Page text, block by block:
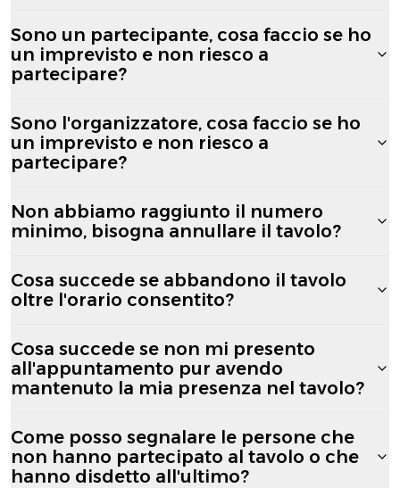
Sono un partecipante, cosa faccio se ho
un imprevisto e non riesco a
partecipare?
Sono l'organizzatore, cosa faccio se ho
un imprevisto e non riesco a
partecipare?
Non abbiamo raggiunto il numero
minimo, bisogna annullare il tavolo?
Cosa succede se abbandono il tavolo
oltre l'orario consentito?
Cosa succede se non mi presento
all'appuntamento pur avendo
mantenuto la mia presenza nel tavolo?
Come posso segnalare le persone che
non hanno partecipato al tavolo o che
hanno disdetto all'ultimo?